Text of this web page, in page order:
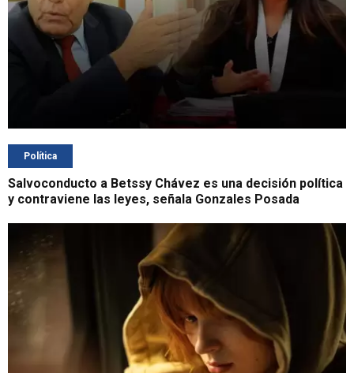
Política
Salvoconducto a Betssy Chávez es una decisión política
y contraviene las leyes, señala Gonzales Posada